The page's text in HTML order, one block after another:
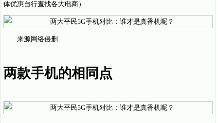
体优惠自行查找各大电商）
来源网络侵删
两款手机的相同点